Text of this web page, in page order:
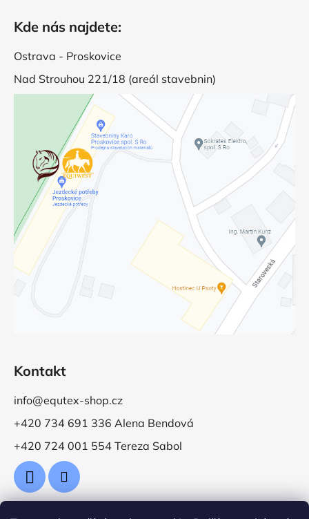
Kde nás najdete:
Ostrava - Proskovice
Nad Strouhou 221/18 (areál stavebnin)
Kontakt
info@equtex-shop.cz
+420 734 691 336 Alena Bendová
+420 724 001 554 Tereza Sabol